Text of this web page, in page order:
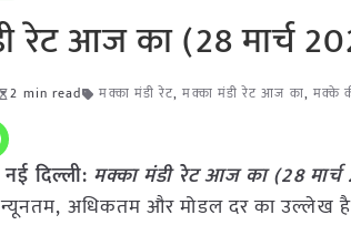
रेट आज का (28 मार्च
2 min read मक्का मंडी रेट,मक्का मंडी रेट आज का, मक्के
दिल्ली: मक्का मंडी रेट आज का (28
अधिकतम और मोडल दर का उल्लेख